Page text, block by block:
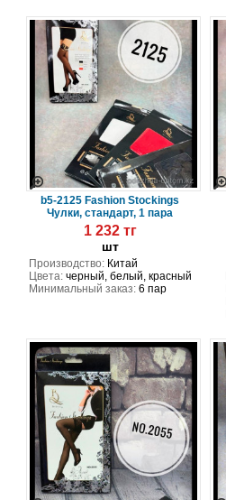
b5-2125 Fashion Stockings
Чулки, стандарт, 1 пара
1 232 тг
шт
Производство:Китай
Цвета:черный, белый, красный
Минимальный заказ:6 пар